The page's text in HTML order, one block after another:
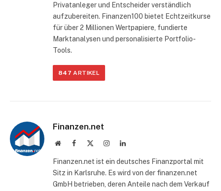
Privatanleger und Entscheider verständlich
aufzubereiten. Finanzen100 bietet Echtzeitkurse
für über 2 Millionen Wertpapiere, fundierte
Marktanalysen und personalisierte Portfolio-
Tools.
847 ARTIKEL
Finanzen.net
WebsiteFacebook InstagramLinkedIn
Finanzen.net ist ein deutsches Finanzportal mit
Sitz in Karlsruhe. Es wird von der finanzen.net
GmbH betrieben, deren Anteile nach dem Verkauf